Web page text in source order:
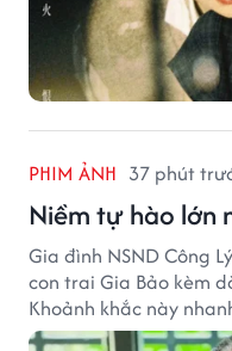
PHIM ẢNH 37 phút
Niềm tự hào lớn
Gia đình NSND Công
con trai Gia Bảo kèm
Khoảnh khắc này
tâm từ đông đảo khán